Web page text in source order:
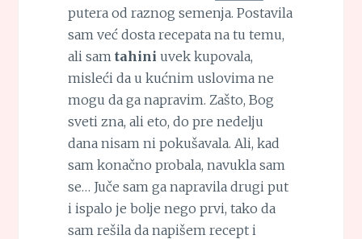
putera od raznog semenja. Postavila
sam već dosta recepata na tu temu,
ali sam tahini uvek kupovala,
misleći da u kućnim uslovima ne
mogu da ga napravim. Zašto, Bog
sveti zna, ali eto, do pre nedelju
dana nisam ni pokušavala. Ali, kad
sam konačno probala, navukla sam
se… Juče sam ga napravila drugi put
i ispalo je bolje nego prvi, tako da
sam rešila da napišem recept i